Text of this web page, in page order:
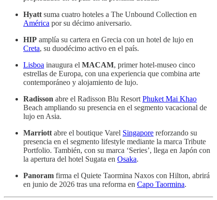
Hyatt suma cuatro hoteles a The Unbound Collection en
América por su décimo aniversario.
HIP amplía su cartera en Grecia con un hotel de lujo en
Creta, su duodécimo activo en el país.
Lisboa inaugura el MACAM, primer hotel-museo cinco
estrellas de Europa, con una experiencia que combina arte
contemporáneo y alojamiento de lujo.
Radisson abre el Radisson Blu Resort Phuket Mai Khao
Beach ampliando su presencia en el segmento vacacional de
lujo en Asia.
Marriott abre el boutique Varel Singapore reforzando su
presencia en el segmento lifestyle mediante la marca Tribute
Portfolio. También, con su marca ‘Series’, llega en Japón con
la apertura del hotel Sugata en Osaka.
Panoram firma el Quiete Taormina Naxos con Hilton, abrirá
en junio de 2026 tras una reforma en Capo Taormina.